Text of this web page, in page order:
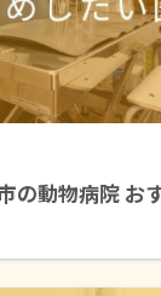
の動物病院 お